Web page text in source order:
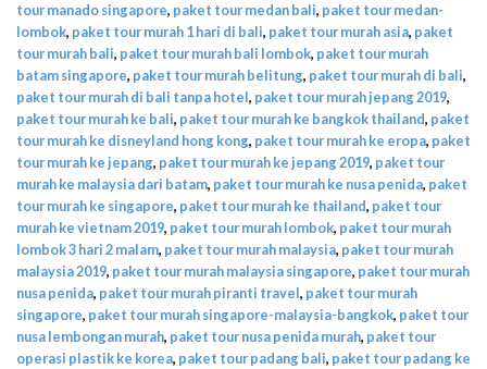
tour manado singapore, paket tour medan bali, paket tour medan-
lombok, paket tour murah 1 hari di bali, paket tour murah asia, paket
tour murah bali, paket tour murah bali lombok, paket tour murah
batam singapore, paket tour murah belitung, paket tour murah di bali,
paket tour murah di bali tanpa hotel, paket tour murah jepang 2019,
paket tour murah ke bali, paket tour murah ke bangkok thailand, paket
tour murah ke disneyland hong kong, paket tour murah ke eropa, paket
tour murah ke jepang, paket tour murah ke jepang 2019, paket tour
murah ke malaysia dari batam, paket tour murah ke nusa penida, paket
tour murah ke singapore, paket tour murah ke thailand, paket tour
murah ke vietnam 2019, paket tour murah lombok, paket tour murah
lombok 3 hari 2 malam, paket tour murah malaysia, paket tour murah
malaysia 2019, paket tour murah malaysia singapore, paket tour murah
nusa penida, paket tour murah piranti travel, paket tour murah
singapore, paket tour murah singapore-malaysia-bangkok, paket tour
nusa lembongan murah, paket tour nusa penida murah, paket tour
operasi plastik ke korea, paket tour padang bali, paket tour padang ke